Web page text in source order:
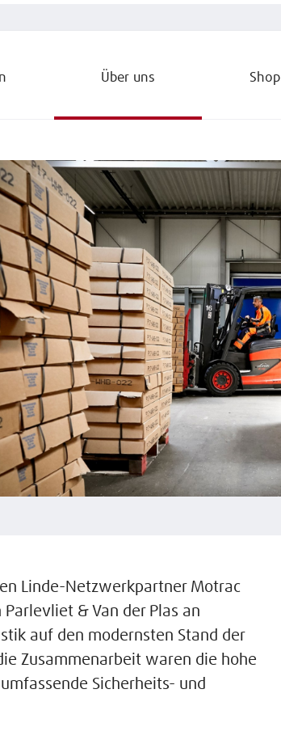
Über uns Shop
Linde-Netzwerkpartner Motrac
& Van der Plas an
auf den modernsten Stand der
Zusammenarbeit waren die hohe
Sicherheits- und